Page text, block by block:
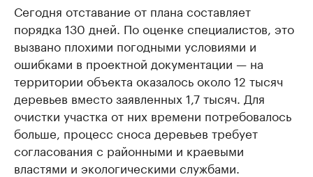
Сегодня отставание от плана составляет
порядка 130 дней. По оценке специалистов, это
вызвано плохими погодными условиями и
ошибками в проектной документации — на
территории объекта оказалось около 12 тысяч
деревьев вместо заявленных 1,7 тысяч. Для
очистки участка от них времени потребовалось
больше, процесс сноса деревьев требует
согласования с районными и краевыми
властями и экологическими службами.